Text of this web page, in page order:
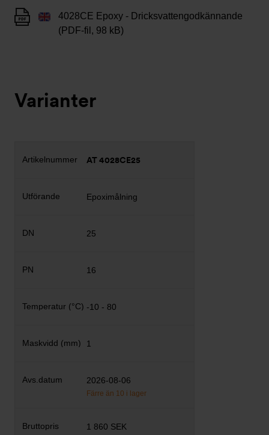
4028CE Epoxy - Dricksvattengodkännande
(PDF-fil, 98 kB)
Varianter
AT 4028CE25
Epoximålning
25
16
-10 - 80
1
2026-08-06
Färre än 10 i lager
1 860 SEK